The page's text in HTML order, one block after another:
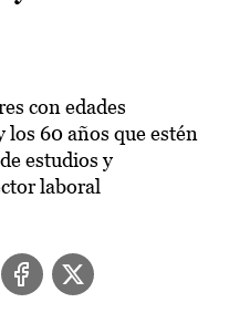
con edades
60 años que estén
estudios y
laboral